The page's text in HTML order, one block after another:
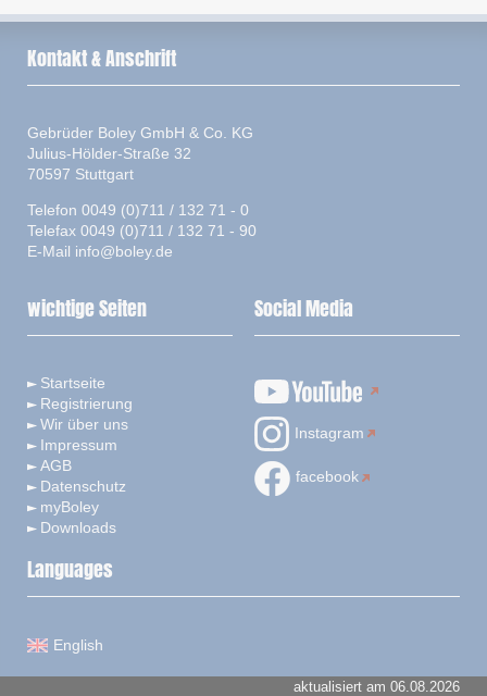
Kontakt & Anschrift
Gebrüder Boley GmbH & Co. KG
Julius-Hölder-Straße 32
70597 Stuttgart
Telefon 0049 (0)711 / 132 71 - 0
Telefax 0049 (0)711 / 132 71 - 90
E-Mail info@boley.de
wichtige Seiten
Startseite
Registrierung
Wir über uns
Impressum
AGB
Datenschutz
myBoley
Downloads
Social Media
Instagram
facebook
Languages
English
aktualisiert am 06.08.2026